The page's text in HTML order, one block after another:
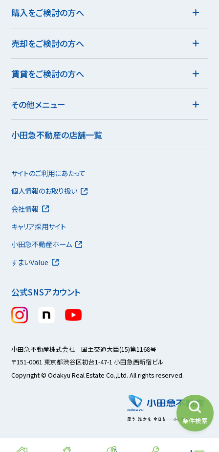
条件検索
購入をご検討の方へ
売却をご検討の方へ
賃貸をご検討の方へ
その他メニュー
小田急不動産の店舗一覧
公式SNSアカウント
サイトのご利用にあたって
個人情報のお取り扱い
会社情報
キャリア採用サイト
小田急不動産ホーム
すまいValue
小田急不動産株式会社 国土交通大臣(15)第1168号
〒151-0061 東京都渋谷区初台1-47-1 小田急西新宿ビル
Copyright © Odakyu Real Estate Co.,Ltd. All rights reserved.